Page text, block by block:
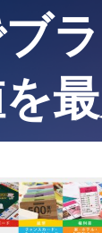
を